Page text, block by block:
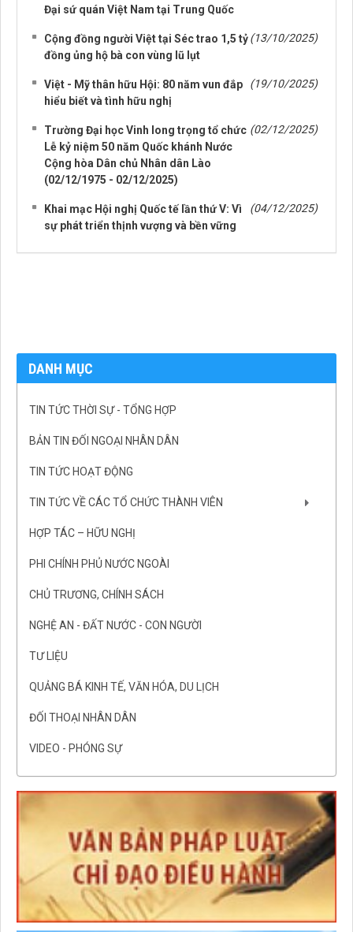
Đại sứ quán Việt Nam tại Trung Quốc
Cộng đồng người Việt tại Séc trao 1,5 tỷ
đồng ủng hộ bà con vùng lũ lụt
(13/10/2025)
Việt - Mỹ thân hữu Hội: 80 năm vun đắp
hiểu biết và tình hữu nghị
(19/10/2025)
Trường Đại học Vinh long trọng tổ chức
Lễ kỷ niệm 50 năm Quốc khánh Nước
Cộng hòa Dân chủ Nhân dân Lào
(02/12/1975 - 02/12/2025)
(02/12/2025)
Khai mạc Hội nghị Quốc tế lần thứ V: Vì
sự phát triển thịnh vượng và bền vững
(04/12/2025)
DANH MỤC
TIN TỨC THỜI SỰ - TỔNG HỢP
BẢN TIN ĐỐI NGOẠI NHÂN DÂN
TIN TỨC HOẠT ĐỘNG
TIN TỨC VỀ CÁC TỔ CHỨC THÀNH VIÊN
HỢP TÁC – HỮU NGHỊ
PHI CHÍNH PHỦ NƯỚC NGOÀI
CHỦ TRƯƠNG, CHÍNH SÁCH
NGHỆ AN - ĐẤT NƯỚC - CON NGƯỜI
TƯ LIỆU
QUẢNG BÁ KINH TẾ, VĂN HÓA, DU LỊCH
ĐỐI THOẠI NHÂN DÂN
VIDEO - PHÓNG SỰ